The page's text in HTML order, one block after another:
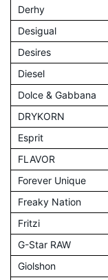
Derhy
Desigual
Desires
Diesel
Dolce & Gabbana
DRYKORN
Esprit
FLAVOR
Forever Unique
Freaky Nation
Fritzi
G-Star RAW
Giolshon